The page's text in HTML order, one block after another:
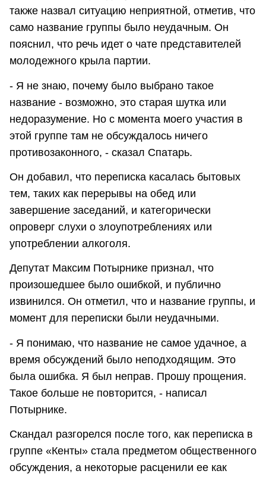
также назвал ситуацию неприятной, отметив, что
само название группы было неудачным. Он
пояснил, что речь идет о чате представителей
молодежного крыла партии.
- Я не знаю, почему было выбрано такое
название - возможно, это старая шутка или
недоразумение. Но с момента моего участия в
этой группе там не обсуждалось ничего
противозаконного, - сказал Спатарь.
Он добавил, что переписка касалась бытовых
тем, таких как перерывы на обед или
завершение заседаний, и категорически
опроверг слухи о злоупотреблениях или
употреблении алкоголя.
Депутат Максим Потырнике признал, что
произошедшее было ошибкой, и публично
извинился. Он отметил, что и название группы, и
момент для переписки были неудачными.
- Я понимаю, что название не самое удачное, а
время обсуждений было неподходящим. Это
была ошибка. Я был неправ. Прошу прощения.
Такое больше не повторится, - написал
Потырнике.
Скандал разгорелся после того, как переписка в
группе «Кенты» стала предметом общественного
обсуждения, а некоторые расценили ее как